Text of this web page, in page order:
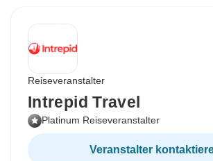
Reiseveranstalter
Intrepid Travel
Platinum Reiseveranstalter
Veranstalter